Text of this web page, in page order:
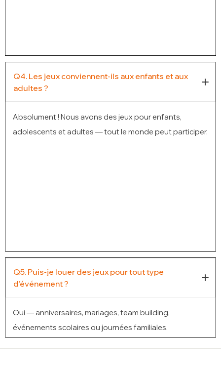
Q4. Les jeux conviennent-ils aux enfants et aux
adultes ?
Absolument ! Nous avons des jeux pour enfants,
adolescents et adultes — tout le monde peut participer.
Q5. Puis-je louer des jeux pour tout type
d’événement ?
Oui — anniversaires, mariages, team building,
événements scolaires ou journées familiales.